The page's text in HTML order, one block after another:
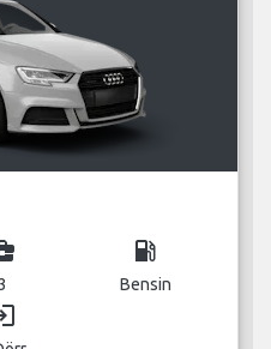
local_gas_station
Bensin